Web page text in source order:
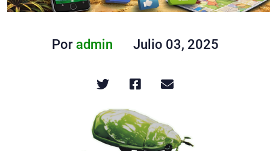
Por admin Julio 03, 2025